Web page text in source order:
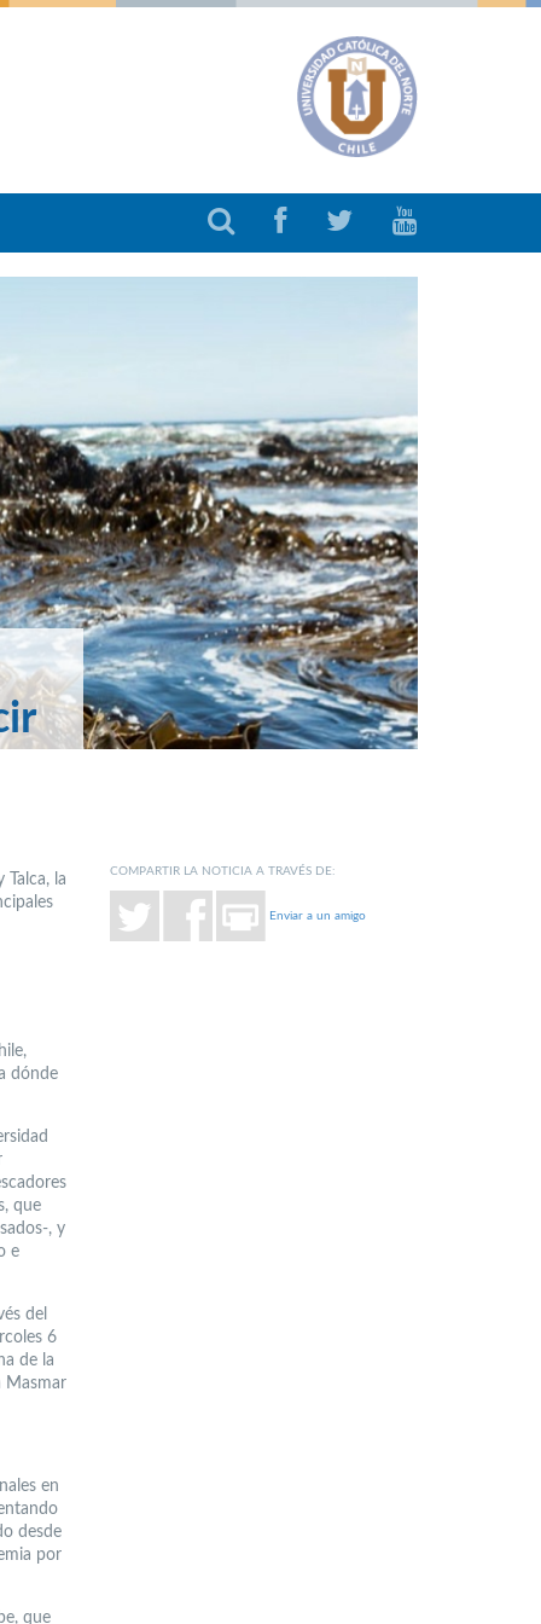
la
dónde
que
, y
e
del
6
de la
Masmar
en
desde
por
que
COMPARTIR LA NOTICIA A TRAVÉS DE:
Enviar a un amigo